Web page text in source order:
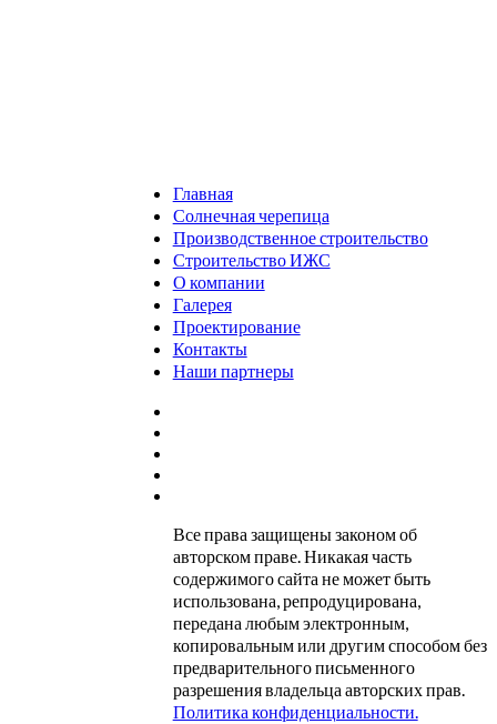
Главная
Солнечная черепица
Производственное строительство
Строительство ИЖС
О компании
Галерея
Проектирование
Контакты
Наши партнеры
Все права защищены законом об
авторском праве. Никакая часть
содержимого сайта не может быть
использована, репродуцирована,
передана любым электронным,
копировальным или другим способом без
предварительного письменного
разрешения владельца авторских прав.
Политика конфиденциальности.